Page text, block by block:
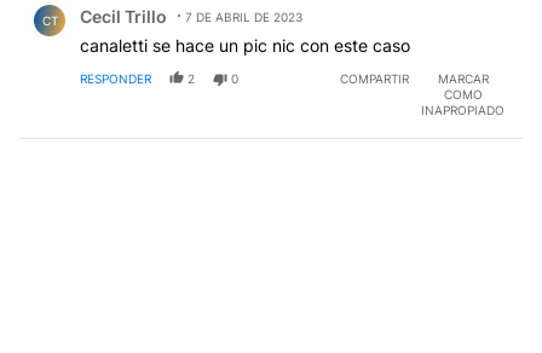
CT Cecil Trillo 7 DE ABRIL DE 2023
canaletti se hace un pic nic con este caso
RESPONDER 2 0 COMPARTIR
MARCAR
COMO
INAPROPIADO